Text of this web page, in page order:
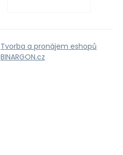
Tvorba a pronájem eshopů
BINARGON.cz